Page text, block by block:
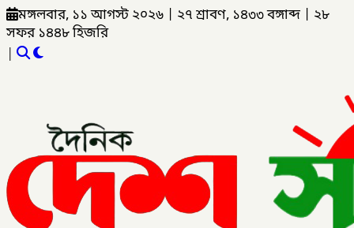
মঙ্গলবার, ১১ আগস্ট ২০২৬ ২৭ শ্রাবণ, ১৪৩৩ বঙ্গাব্দ
২৮
সফর ১৪৪৮ হিজরি
|